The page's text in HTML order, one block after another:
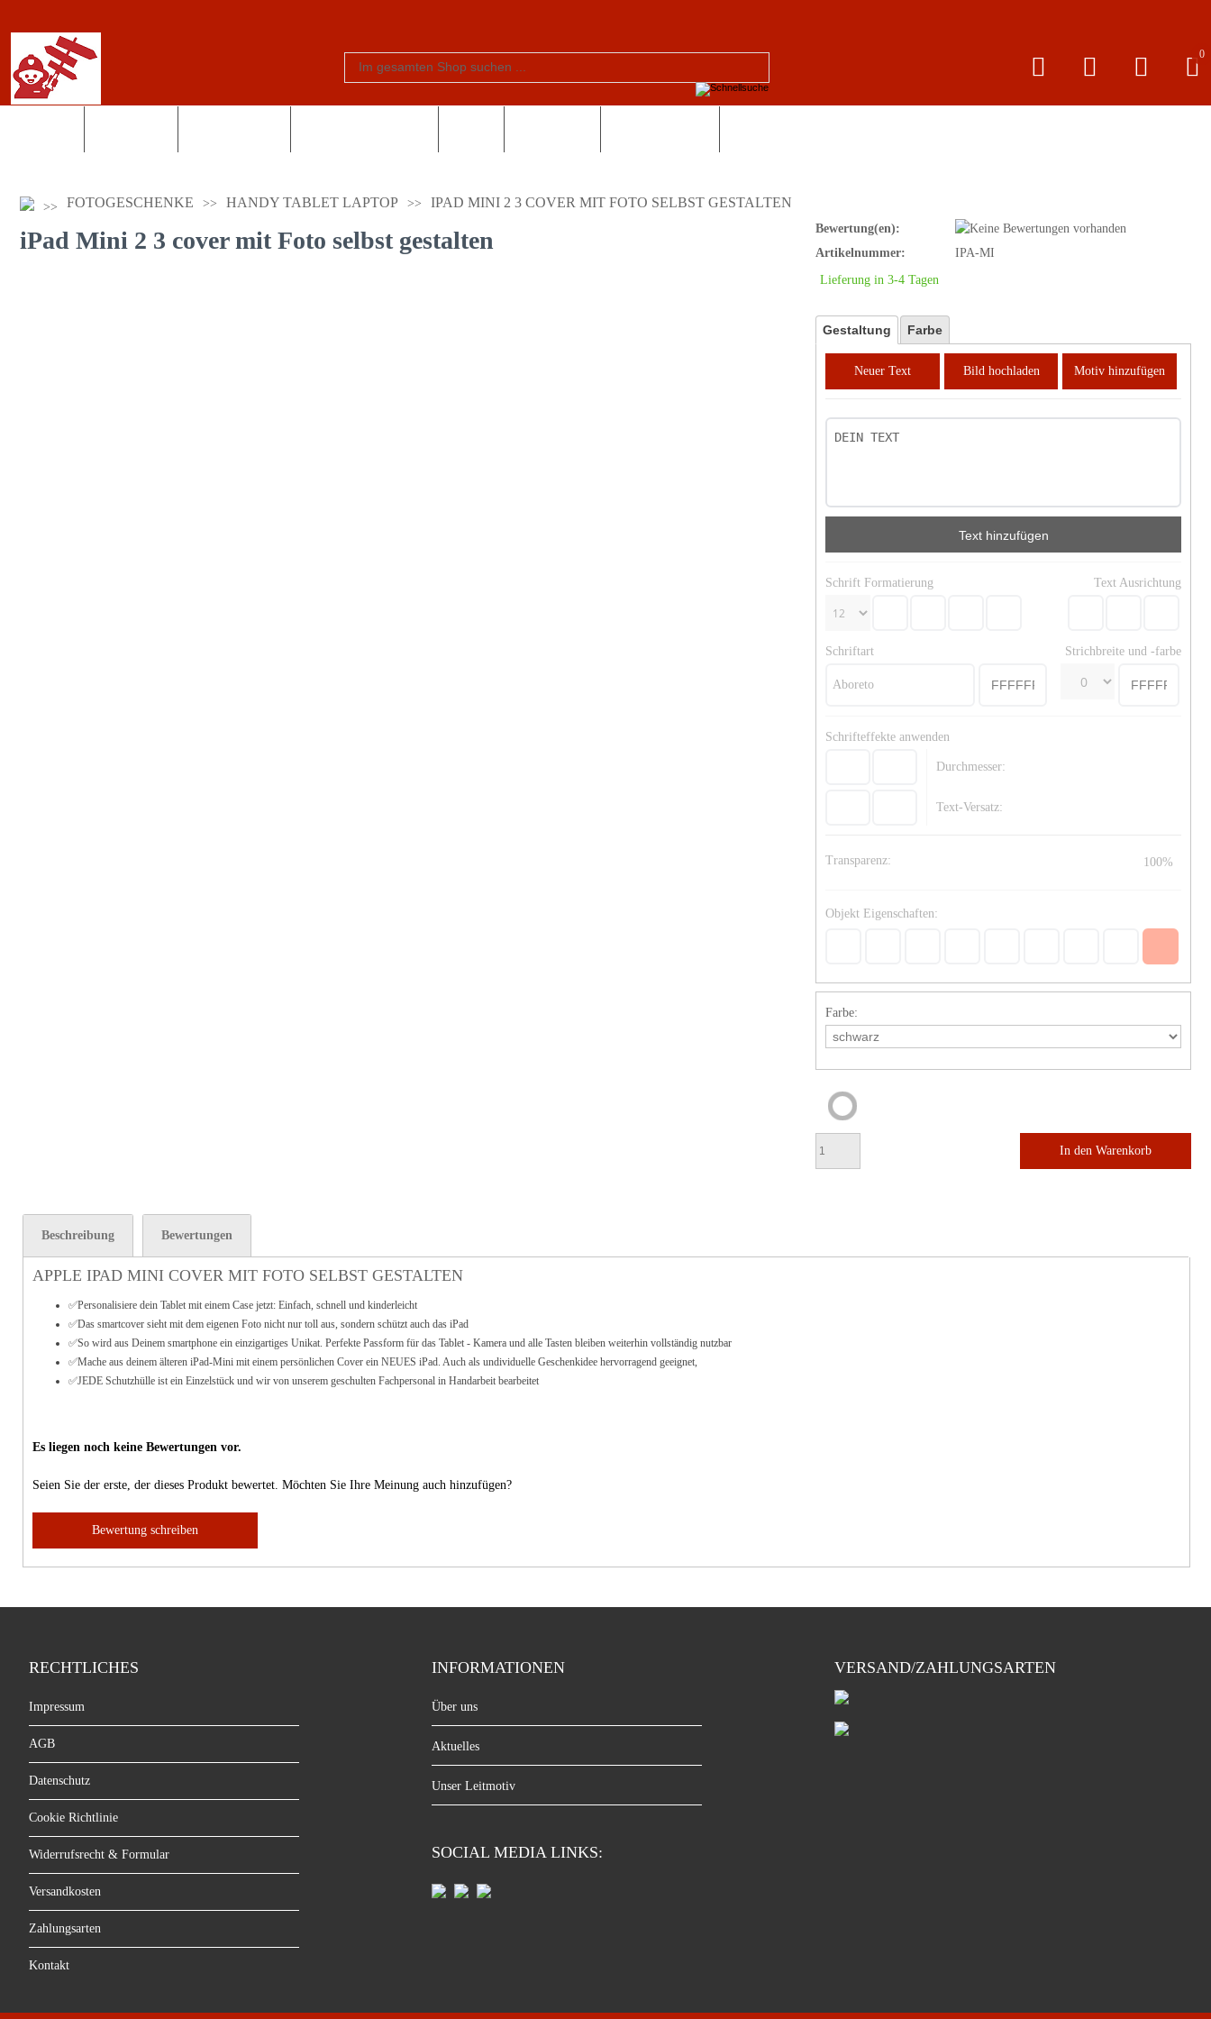
0
FOTOGESCHENKE HANDY TABLET LAPTOP IPAD MINI 2 3 COVER MIT FOTO SELBST GESTALTEN
iPad Mini 2 3 cover mit Foto selbst gestalten
Bewertung(en):
Artikelnummer:
IPA-MI
Lieferung in 3-4 Tagen
Gestaltung Farbe
Neuer Text Bild hochladen Motiv hinzufügen
Text hinzufügen
Schrift Formatierung Text Ausrichtung
Schriftart Strichbreite und -farbe
Aboreto
Schrifteffekte anwenden
Durchmesser:
Text-Versatz:
Transparenz: 100%
Objekt Eigenschaften:
Farbe:
In den Warenkorb
Beschreibung Bewertungen
APPLE IPAD MINI COVER MIT FOTO SELBST GESTALTEN
✅Personalisiere dein Tablet mit einem Case jetzt: Einfach, schnell und kinderleicht
✅Das smartcover sieht mit dem eigenen Foto nicht nur toll aus, sondern schützt auch das iPad
✅So wird aus Deinem smartphone ein einzigartiges Unikat. Perfekte Passform für das Tablet - Kamera und alle Tasten bleiben weiterhin vollständig nutzbar
✅Mache aus deinem älteren iPad-Mini mit einem persönlichen Cover ein NEUES iPad. Auch als undividuelle Geschenkidee hervorragend geeignet,
✅JEDE Schutzhülle ist ein Einzelstück und wir von unserem geschulten Fachpersonal in Handarbeit bearbeitet
Es liegen noch keine Bewertungen vor.
Seien Sie der erste, der dieses Produkt bewertet. Möchten Sie Ihre Meinung auch hinzufügen?
Bewertung schreiben
RECHTLICHES
Impressum
AGB
Datenschutz
Cookie Richtlinie
Widerrufsrecht & Formular
Versandkosten
Zahlungsarten
Kontakt
INFORMATIONEN
Über uns
Aktuelles
Unser Leitmotiv
SOCIAL MEDIA LINKS:
VERSAND/ZAHLUNGSARTEN